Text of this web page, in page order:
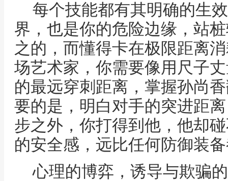
每个技能都有其明确的生
界，也是你的危险边缘，站
之的，而懂得卡在极限距离
场艺术家，你需要像用尺子
的最远穿刺距离，掌握孙尚
要的是，明白对手的突进距
步之外，你打得到他，他却
的安全感，远比任何防御装
心理的博弈，诱导与欺骗